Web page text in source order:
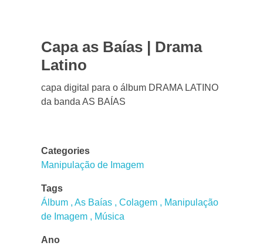
Capa as Baías | Drama
Latino
capa digital para o álbum DRAMA LATINO
da banda AS BAÍAS
Categories
Manipulação de Imagem
Tags
Álbum
As Baías Colagem
Manipulação
de Imagem
Música
Ano